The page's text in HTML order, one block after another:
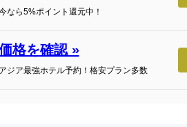
なら5%ポイント還元中！
格を確認 »
アジア最強ホテル予約！格安プラン多数